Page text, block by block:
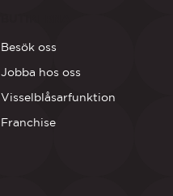
Besök oss
Jobba hos oss
Visselblåsarfunktion
Franchise